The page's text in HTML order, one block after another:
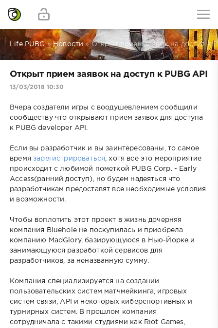
Life PUBG»Новости » Открыт прием заявок на доступ к
Открыт прием заявок на доступ к PUBG API
13/03/2018 10:30
Вчера создатели игры с воодушевлением сообщили
сообществу что открывают прием заявок для доступа
к PUBG developer API.
Если вы разработчик и вы заинтересованы, то самое
времязарегистрироваться , хотя все это мероприятие
происходит с любимой пометкой PUBG Corp. - Early
Access(ранний доступ), но будем надеяться что
разработчикам предоставят все необходимые условия
и возможности.
Чтобы воплотить этот проект в жизнь дочерняя
компания Bluehole не поскупилась и приобрела
компанию MadGlory, базирующуюся в Нью-Йорке и
занимающуюся разработкой сервисов для
разработчиков, за неназванную сумму.
Компания специализируется на создании
пользовательских систем матчмейкинга, игровых
систем связи, API и некоторых киберспортивных и
турнирных систем. В прошлом компания
сотрудничала с такими студиями как Riot Games,